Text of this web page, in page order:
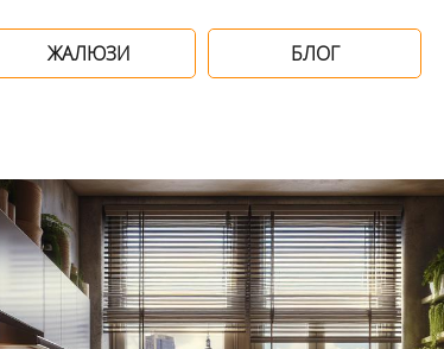
ЖАЛЮЗИ БЛОГ